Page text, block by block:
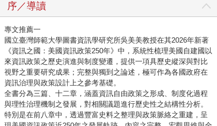
序／導讀
專文推薦一
國立臺灣師範大學圖書資訊學研究所吳美美教授在其2026年新著
《資訊之國：美國資訊政策250年》中，系統性梳理美國自建國以
來資訊政策之歷史演進與制度變遷，提供一項具歷史縱深與對比
視野之重要研究成果；完整與獨到之論述，極可作為各國政府在
資訊治理與政策設計上之參考基礎。
全書分為三篇、十二章，涵蓋資訊自由政策之形成、制度化過程
與理性治理機制之發展，對相關議題進行歷史性之結構性分析。
特別是在前八章中，透過豐富史料之整理與政策脈絡之重建，呈